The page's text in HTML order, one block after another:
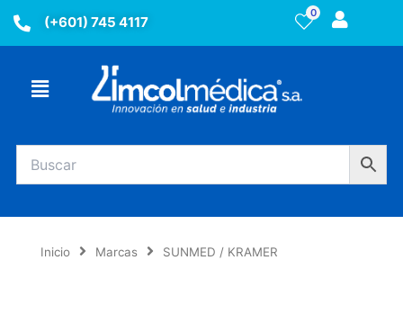
(+601) 745 4117
0
Menú
Inicio Marcas SUNMED / KRAMER